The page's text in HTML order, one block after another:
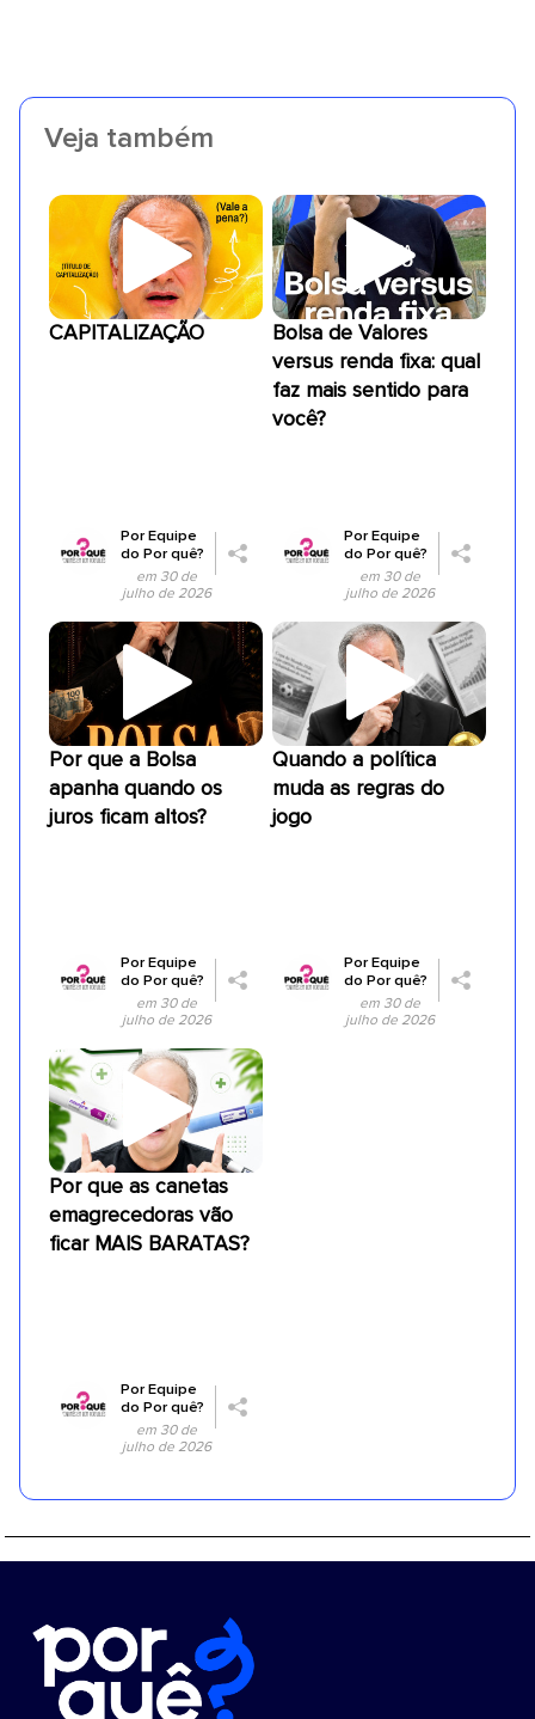
Veja também
CAPITALIZAÇÃO
PorEquipe
do Por quê?
em 30 de
julho de 2026
Bolsa de Valores
versus renda fixa: qual
faz mais sentido para
você?
PorEquipe
do Por quê?
em 30 de
julho de 2026
Por que a Bolsa
apanha quando os
juros ficam altos?
PorEquipe
do Por quê?
em 30 de
julho de 2026
Quando a política
muda as regras do
jogo
PorEquipe
do Por quê?
em 30 de
julho de 2026
Por que as canetas
emagrecedoras vão
ficar MAIS BARATAS?
PorEquipe
do Por quê?
em 30 de
julho de 2026